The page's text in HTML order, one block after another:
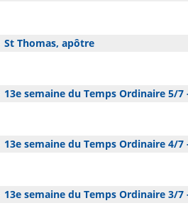
St Thomas, apôtre
13e semaine du Temps Ordinaire 5/7
13e semaine du Temps Ordinaire 4/7
13e semaine du Temps Ordinaire 3/